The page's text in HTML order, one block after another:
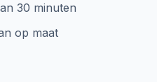
30 minuten
op maat